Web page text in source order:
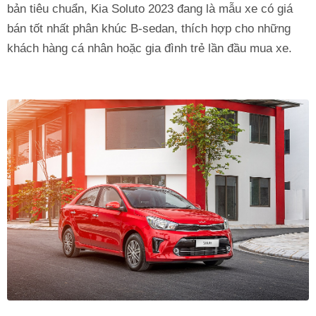
bản tiêu chuẩn, Kia Soluto 2023 đang là mẫu xe có giá
bán tốt nhất phân khúc B-sedan, thích hợp cho những
khách hàng cá nhân hoặc gia đình trẻ lần đầu mua xe.